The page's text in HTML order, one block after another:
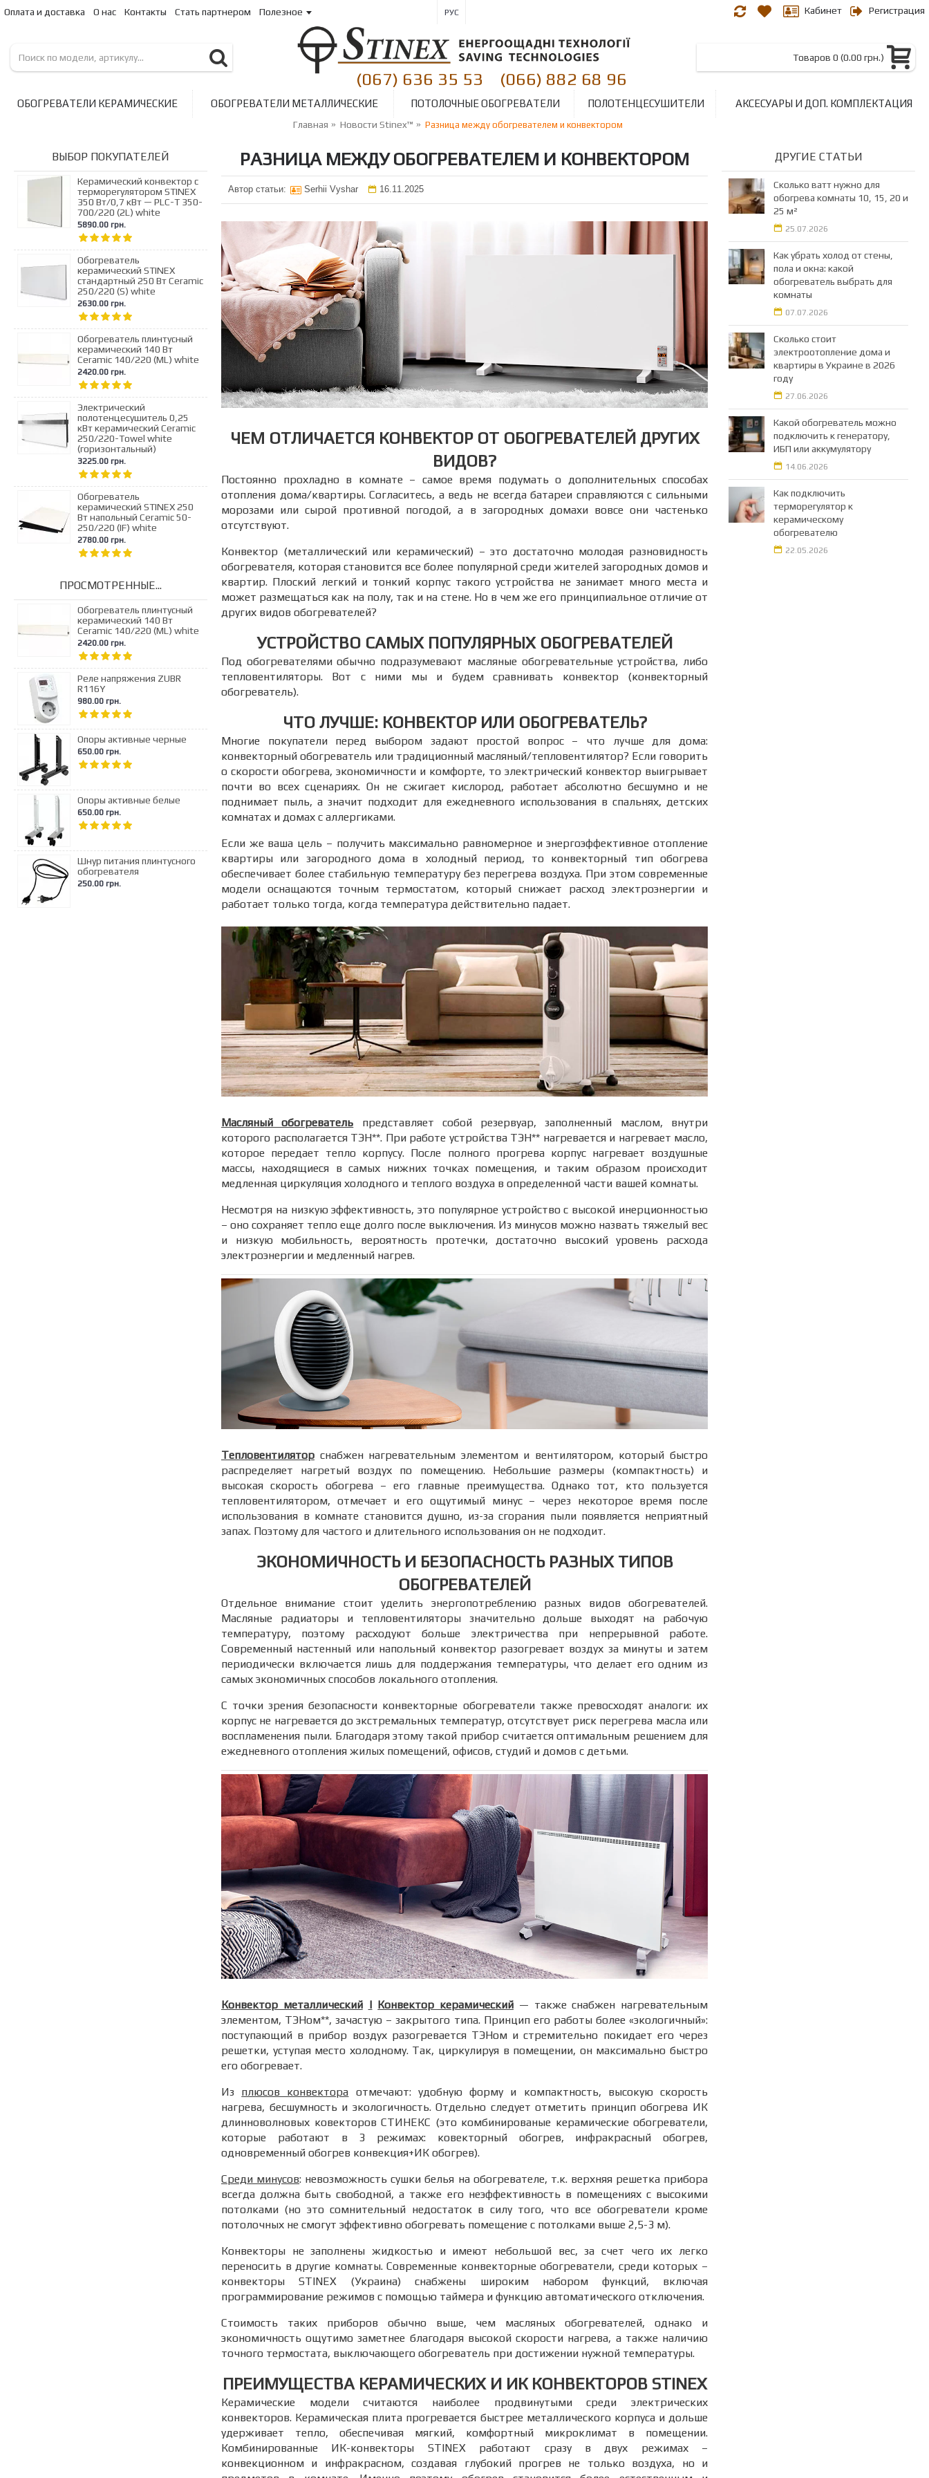
Оплата и доставка О нас Контакты Стать партнером Полезное РУС Кабинет Регистрация
(067) 636 35 53
|
(066) 882 68 96
Товаров 0 (0.00 грн.)
ОБОГРЕВАТЕЛИ КЕРАМИЧЕСКИЕ ОБОГРЕВАТЕЛИ МЕТАЛЛИЧЕСКИЕ ПОТОЛОЧНЫЕ ОБОГРЕВАТЕЛИ ПОЛОТЕНЦЕСУШИТЕЛИ АКСЕСУАРЫ И ДОП. КОМПЛЕКТАЦИЯ
Главная Новости Stinex™ Разница между обогревателем и конвектором
ВЫБОР ПОКУПАТЕЛЕЙ
Керамический конвектор с
терморегулятором STINEX
350 Вт/0,7 кВт — PLC-T 350-
700/220 (2L) white
5890.00 грн.
Обогреватель
керамический STINEX
стандартный 250 Вт Ceramic
250/220 (S) white
2630.00 грн.
Обогреватель плинтусный
керамический 140 Вт
Ceramic 140/220 (ML) white
2420.00 грн.
Электрический
полотенцесушитель 0,25
кВт керамический Ceramic
250/220-Towel white
(горизонтальный)
3225.00 грн.
Обогреватель
керамический STINEX 250
Вт напольный Ceramic 50-
250/220 (IF) white
2780.00 грн.
ПРОСМОТРЕННЫЕ...
Обогреватель плинтусный
керамический 140 Вт
Ceramic 140/220 (ML) white
2420.00 грн.
Реле напряжения ZUBR
R116Y
980.00 грн.
Опоры активные черные
650.00 грн.
Опоры активные белые
650.00 грн.
Шнур питания плинтусного
обогревателя
250.00 грн.
ДРУГИЕ СТАТЬИ
Сколько ватт нужно для
обогрева комнаты 10, 15, 20 и
25 м²
25.07.2026
Как убрать холод от стены,
пола и окна: какой
обогреватель выбрать для
комнаты
07.07.2026
Сколько стоит
электроотопление дома и
квартиры в Украине в 2026
году
27.06.2026
Какой обогреватель можно
подключить к генератору,
ИБП или аккумулятору
14.06.2026
Как подключить
терморегулятор к
керамическому
обогревателю
22.05.2026
РАЗНИЦА МЕЖДУ ОБОГРЕВАТЕЛЕМ И КОНВЕКТОРОМ
Автор статьи: Serhii Vyshar 16.11.2025
ЧЕМ ОТЛИЧАЕТСЯ КОНВЕКТОР ОТ ОБОГРЕВАТЕЛЕЙ ДРУГИХ
ВИДОВ?
Постоянно прохладно в комнате – самое время подумать о дополнительных способах
отопления дома/квартиры. Согласитесь, а ведь не всегда батареи справляются с сильными
морозами или сырой противной погодой, а в загородных домахи вовсе они частенько
отсутствуют.
Конвектор (металлический или керамический) – это достаточно молодая разновидность
обогревателя, которая становится все более популярной среди жителей загородных домов и
квартир. Плоский легкий и тонкий корпус такого устройства не занимает много места и
может размещаться как на полу, так и на стене. Но в чем же его принципиальное отличие от
других видов обогревателей?
УСТРОЙСТВО САМЫХ ПОПУЛЯРНЫХ ОБОГРЕВАТЕЛЕЙ
Под обогревателями обычно подразумевают масляные обогревательные устройства, либо
тепловентиляторы. Вот с ними мы и будем сравнивать конвектор (конвекторный
обогреватель).
ЧТО ЛУЧШЕ: КОНВЕКТОР ИЛИ ОБОГРЕВАТЕЛЬ?
Многие покупатели перед выбором задают простой вопрос – что лучше для дома:
конвекторный обогреватель или традиционный масляный/тепловентилятор? Если говорить
о скорости обогрева, экономичности и комфорте, то электрический конвектор выигрывает
почти во всех сценариях. Он не сжигает кислород, работает абсолютно бесшумно и не
поднимает пыль, а значит подходит для ежедневного использования в спальнях, детских
комнатах и домах с аллергиками.
Если же ваша цель – получить максимально равномерное и энергоэффективное отопление
квартиры или загородного дома в холодный период, то конвекторный тип обогрева
обеспечивает более стабильную температуру без перегрева воздуха. При этом современные
модели оснащаются точным термостатом, который снижает расход электроэнергии и
работает только тогда, когда температура действительно падает.
Масляный обогреватель представляет собой резервуар, заполненный маслом, внутри
которого располагается ТЭН**. При работе устройства ТЭН** нагревается и нагревает масло,
которое передает тепло корпусу. После полного прогрева корпус нагревает воздушные
массы, находящиеся в самых нижних точках помещения, и таким образом происходит
медленная циркуляция холодного и теплого воздуха в определенной части вашей комнаты.
Несмотря на низкую эффективность, это популярное устройство с высокой инерционностью
– оно сохраняет тепло еще долго после выключения. Из минусов можно назвать тяжелый вес
и низкую мобильность, вероятность протечки, достаточно высокий уровень расхода
электроэнергии и медленный нагрев.
Тепловентилятор снабжен нагревательным элементом и вентилятором, который быстро
распределяет нагретый воздух по помещению. Небольшие размеры (компактность) и
высокая скорость обогрева – его главные преимущества. Однако тот, кто пользуется
тепловентилятором, отмечает и его ощутимый минус – через некоторое время после
использования в комнате становится душно, из-за сгорания пыли появляется неприятный
запах. Поэтому для частого и длительного использования он не подходит.
ЭКОНОМИЧНОСТЬ И БЕЗОПАСНОСТЬ РАЗНЫХ ТИПОВ
ОБОГРЕВАТЕЛЕЙ
Отдельное внимание стоит уделить энергопотреблению разных видов обогревателей.
Масляные радиаторы и тепловентиляторы значительно дольше выходят на рабочую
температуру, поэтому расходуют больше электричества при непрерывной работе.
Современный настенный или напольный конвектор разогревает воздух за минуты и затем
периодически включается лишь для поддержания температуры, что делает его одним из
самых экономичных способов локального отопления.
С точки зрения безопасности конвекторные обогреватели также превосходят аналоги: их
корпус не нагревается до экстремальных температур, отсутствует риск перегрева масла или
воспламенения пыли. Благодаря этому такой прибор считается оптимальным решением для
ежедневного отопления жилых помещений, офисов, студий и домов с детьми.
Конвектор металлический | Конвектор керамический — также снабжен нагревательным
элементом, ТЭНом**, зачастую – закрытого типа. Принцип его работы более «экологичный»:
поступающий в прибор воздух разогревается ТЭНом и стремительно покидает его через
решетки, уступая место холодному. Так, циркулируя в помещении, он максимально быстро
его обогревает.
Из плюсов конвектора отмечают: удобную форму и компактность, высокую скорость
нагрева, бесшумность и экологичность. Отдельно следует отметить принцип обогрева ИК
длинноволновых ковекторов СТИНЕКС (это комбинированые керамические обогреватели,
которые работают в 3 режимах: ковекторный обогрев, инфракрасный обогрев,
одновременный обогрев конвекция+ИК обогрев).
Среди минусов: невозможность сушки белья на обогревателе, т.к. верхняя решетка прибора
всегда должна быть свободной, а также его неэффективность в помещениях с высокими
потолками (но это сомнительный недостаток в силу того, что все обогреватели кроме
потолочных не смогут эффективно обогревать помещение с потолками выше 2,5-3 м).
Конвекторы не заполнены жидкостью и имеют небольшой вес, за счет чего их легко
переносить в другие комнаты. Современные конвекторные обогреватели, среди которых –
конвекторы STINEX (Украина) снабжены широким набором функций, включая
программирование режимов с помощью таймера и функцию автоматического отключения.
Стоимость таких приборов обычно выше, чем масляных обогревателей, однако и
экономичность ощутимо заметнее благодаря высокой скорости нагрева, а также наличию
точного термостата, выключающего обогреватель при достижении нужной температуры.
ПРЕИМУЩЕСТВА КЕРАМИЧЕСКИХ И ИК КОНВЕКТОРОВ STINEX
Керамические модели считаются наиболее продвинутыми среди электрических
конвекторов. Керамическая плита прогревается быстрее металлического корпуса и дольше
удерживает тепло, обеспечивая мягкий, комфортный микроклимат в помещении.
Комбинированные ИК-конвекторы STINEX работают сразу в двух режимах –
конвекционном и инфракрасном, создавая глубокий прогрев не только воздуха, но и